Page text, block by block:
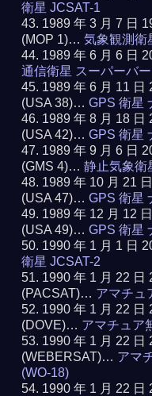
衛星 JCSAT-1
1989 年 3 月 7 日
(MOP 1)…気象観測衛
1989 年 6 月 6 日
通信衛星 スーパーバ
1989 年 6 月 11 日
(USA 38)…GPS 衛星
1989 年 8 月 18 日
(USA 42)…GPS 衛星
1989 年 9 月 6 日
(GMS 4)…静止気象衛
1989 年 10 月 21
(USA 47)…GPS 衛星
1989 年 12 月 12
(USA 49)…GPS 衛星
1990 年 1 月 1 日
衛星 JCSAT-2
1990 年 1 月 22 日
(PACSAT)… アマチュ
1990 年 1 月 22 日
(DOVE)… アマチュア
1990 年 1 月 22 日
(WEBERSAT)… アマ
(WO-18)
1990 年 1 月 22 日